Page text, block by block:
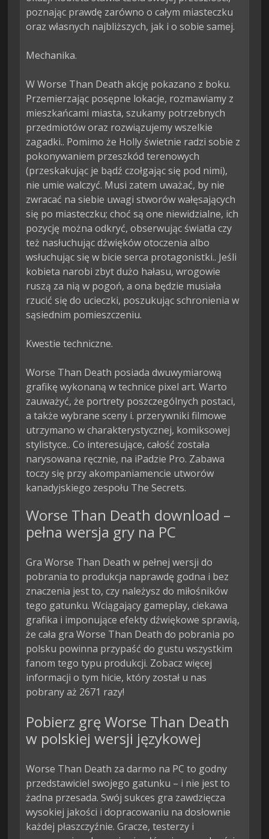
poznając prawdę zarówno o całym miasteczku
oraz własnych najbliższych, jak i o sobie samej.
Mechanika.
W Worse Than Death akcję pokazano z boku.
Przemierzając posępne lokacje, rozmawiamy z
mieszkańcami miasta, szukamy potrzebnych
przedmiotów oraz rozwiązujemy wszelkie
zagadki.. Pomimo że Holly świetnie radzi sobie z
pokonywaniem przeszkód terenowych
(przeskakując je bądź czołgając się pod nimi),
nie umie walczyć. Musi zatem uważać, by nie
zwracać na siebie uwagi stworów wałęsających
się po miasteczku; choć są one niewidzialne, ich
pozycję można odkryć, obserwując światła czy
też nasłuchując dźwięków otoczenia albo
wsłuchując się w bicie serca protagonistki.. Jeśli
kobieta narobi zbyt dużo hałasu, wrogowie
ruszą za nią w pogoń, a ona będzie musiała
rzucić się do ucieczki, poszukując schronienia w
sąsiednim pomieszczeniu.
Kwestie techniczne.
Worse Than Death posiada dwuwymiarową
grafikę wykonaną w technice pixel art. Warto
zauważyć, że portrety poszczególnych postaci,
a także wybrane sceny i. przerywniki filmowe
utrzymano w charakterystycznej, komiksowej
stylistyce.. Co interesujące, całość została
narysowana ręcznie, na iPadzie Pro. Zabawa
toczy się przy akompaniamencie utworów
kanadyjskiego zespołu The Secrets.
Worse Than Death download –
pełna wersja gry na PC
Gra Worse Than Death w pełnej wersji do
pobrania to produkcja naprawdę godna i bez
znaczenia jest to, czy należysz do miłośników
tego gatunku. Wciągający gameplay, ciekawa
grafika i imponujące efekty dźwiękowe sprawią,
że cała gra Worse Than Death do pobrania po
polsku powinna przypaść do gustu wszystkim
fanom tego typu produkcji. Zobacz więcej
informacji o tym hicie, który został u nas
pobrany aż 2671 razy!
Pobierz grę Worse Than Death
w polskiej wersji językowej
Worse Than Death za darmo na PC to godny
przedstawiciel swojego gatunku – i nie jest to
żadna przesada. Swój sukces gra zawdzięcza
wysokiej jakości i dopracowaniu na dosłownie
każdej płaszczyźnie. Gracze, testerzy i